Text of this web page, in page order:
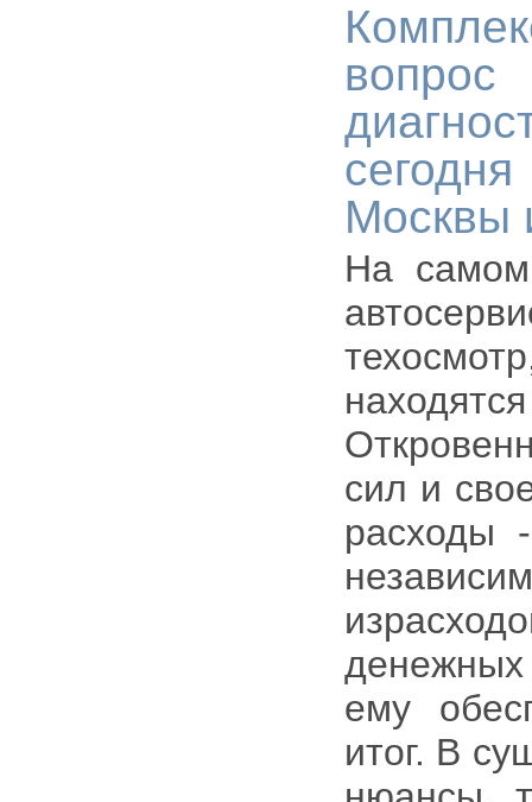
Москвы
На
сил и
расходы
денежных
ему
итог. В